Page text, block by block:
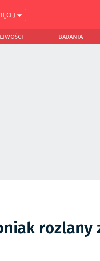
BADANIA
rozlany